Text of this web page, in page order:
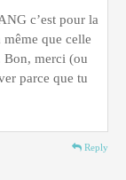
c’est pour la
que celle
Bon, merci (ou
parce que tu
Reply